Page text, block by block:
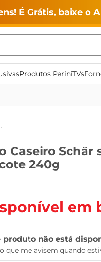
É Grátis, baixe o
Produtos PeriniTVs
Caseiro Schär
240g
em